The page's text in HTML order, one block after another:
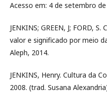
Acesso em: 4 de setembro de
JENKINS; GREEN, J; FORD,
valor e significado por meio
Aleph, 2014.
JENKINS, Henry. Cultura da
2008. (trad. Susana